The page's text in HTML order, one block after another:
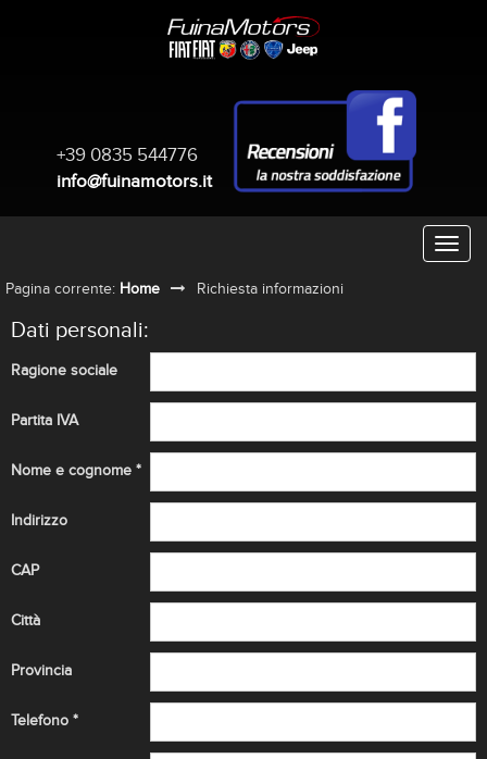
+39 0835 544776
info@fuinamotors.it
Pagina corrente: Home Richiesta informazioni
Dati personali:
Ragione sociale
Partita IVA
Nome e cognome *
Indirizzo
CAP
Città
Provincia
Telefono *